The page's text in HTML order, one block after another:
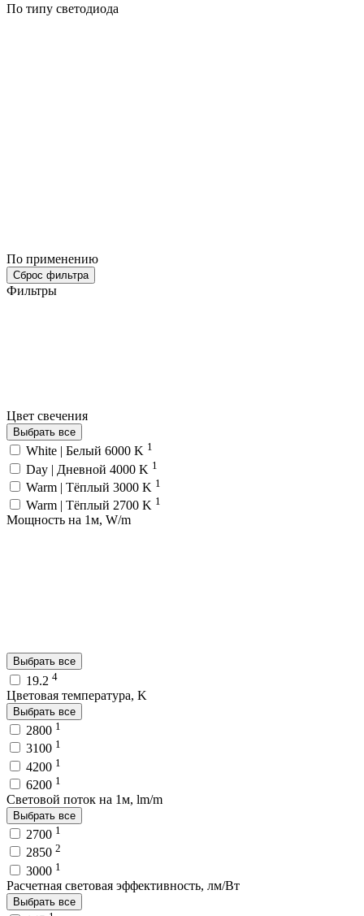
По типу светодиода
По применению
Сброс фильтра
Фильтры
Цвет свечения
Выбрать все
White | Белый 6000 K 1
Day | Дневной 4000 K 1
Warm | Тёплый 3000 K 1
Warm | Тёплый 2700 K 1
Мощность на 1м, W/m
Выбрать все
19.2 4
Цветовая температура, K
Выбрать все
2800 1
3100 1
4200 1
6200 1
Световой поток на 1м, lm/m
Выбрать все
2700 1
2850 2
3000 1
Расчетная световая эффективность, лм/Вт
Выбрать все